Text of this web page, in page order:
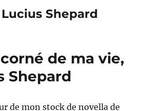
Lucius Shepard
de ma vie,
Shepard
de mon stock de novella de